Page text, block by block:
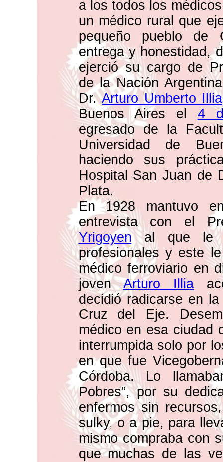
a los todos los
un médico rural que
pequeño pueblo de
entrega y honestidad,
ejerció su cargo de
de la Nación
Dr.Arturo Umberto Illia
Buenos Aires el 4
egresado de la
Universidad de
haciendo sus
Hospital San Juan de
Plata.
En 1928 mantuvo
entrevista con el
Yrigoyenal que le
profesionales y este
médico ferroviario en
jovenArturo Illia
decidió radicarse en
Cruz del Eje.
médico en esa ciudad
interrumpida solo por
en que fue
Córdoba. Lo
Pobres”, por su
enfermos sin
sulky, o a pie, para
mismo compraba con
que muchas de las